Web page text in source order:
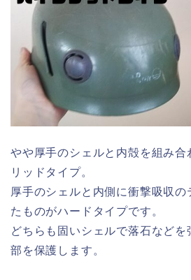
やや厚手のシェルと内殻を組み合
リッドタイプ。
厚手のシェルと内側に衝撃吸収
たものがハードタイプです。
どちらも固いシェルで落石など
部を保護します。